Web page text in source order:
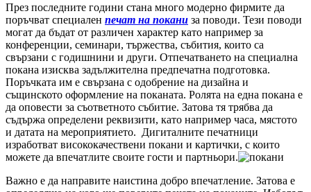
През последните години стана много модерно фирмите да
поръчват специален печат на покани за поводи. Тези поводи
могат да бъдат от различен характер като например за
конференции, семинари, тържества, събития, които са
свързани с годишнини и други. Отпечатването на специална
покана изисква задължителна предпечатна подготовка.
Поръчката им е свързана с одобрение на дизайна и
същинското оформление на поканата. Ролята на една покана е
да оповести за съответното събитие. Затова тя трябва да
съдържа определени реквизити, като например часа, мястото
и датата на мероприятието. Дигиталните печатници
изработват висококачествени покани и картички, с които
можете да впечатлите своите гости и партньори.
Важно е да направите наистина добро впечатление. Затова е